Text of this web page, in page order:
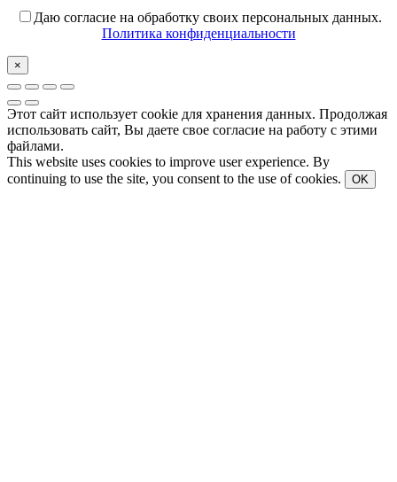
Даю согласие на обработку своих персональных данных.
Политика конфиденциальности
×
Этот сайт использует cookie для хранения данных. Продолжая
использовать сайт, Вы даете свое согласие на работу с этими
файлами.
This website uses cookies to improve user experience. By
continuing to use the site, you consent to the use of cookies.
OK